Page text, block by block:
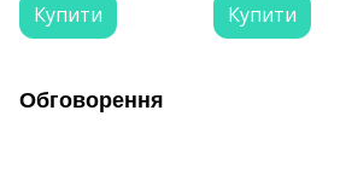
Купити Купити
Обговорення